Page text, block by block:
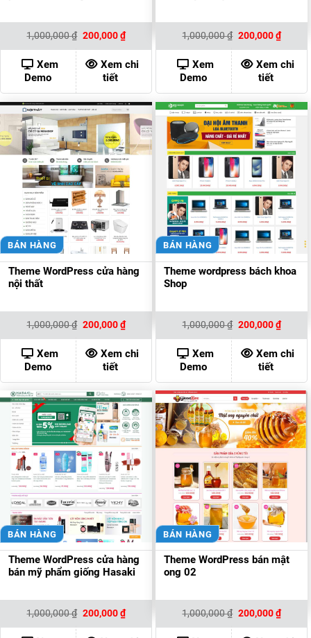
1,000,000₫ Giá
là:
1,000,000 ₫.
200,000₫Giá
hiện
tại
là:
200,000 ₫.
Xem
Demo
Xem chi
tiết
1,000,000₫ Giá
là:
1,000,000 ₫.
200,000₫Giá
hiện
tại
là:
Xem
Demo
Xem chi
tiết
BÁN HÀNG
Theme WordPress cửa hàng
nội thất
1,000,000₫ Giá
là:
1,000,000 ₫.
200,000₫Giá
hiện
tại
là:
200,000 ₫.
Xem
Demo
Xem chi
tiết
BÁN HÀNG
Theme wordpress bách khoa
Shop
1,000,000₫ Giá
là:
1,000,000 ₫.
200,000₫Giá
hiện
tại
là:
Xem
Demo
Xem chi
tiết
BÁN HÀNG
Theme WordPress cửa hàng
bán mỹ phẩm giống Hasaki
1,000,000₫ Giá
là:
200,000₫Giá
hiện
tại
BÁN HÀNG
Theme WordPress bán mật
ong 02
1,000,000₫ Giá
là:
200,000₫Giá
hiện
tại